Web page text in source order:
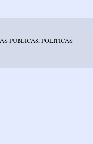
PÚBLICAS,POLÍTICAS